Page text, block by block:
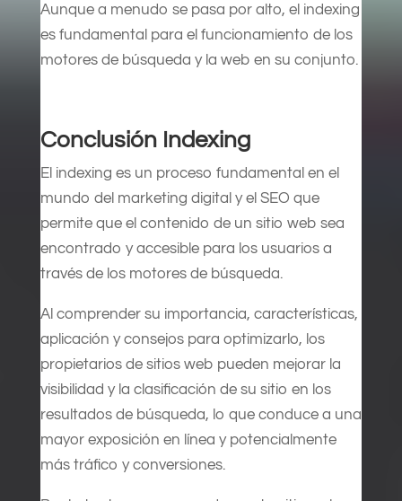
Aunque a menudo se pasa por alto, el indexing
es fundamental para el funcionamiento de los
motores de búsqueda y la web en su conjunto.
Conclusión Indexing
El indexing es un proceso fundamental en el
mundo del marketing digital y el SEO que
permite que el contenido de un sitio web sea
encontrado y accesible para los usuarios a
través de los motores de búsqueda.
Al comprender su importancia, características,
aplicación y consejos para optimizarlo, los
propietarios de sitios web pueden mejorar la
visibilidad y la clasificación de su sitio en los
resultados de búsqueda, lo que conduce a una
mayor exposición en línea y potencialmente
más tráfico y conversiones.